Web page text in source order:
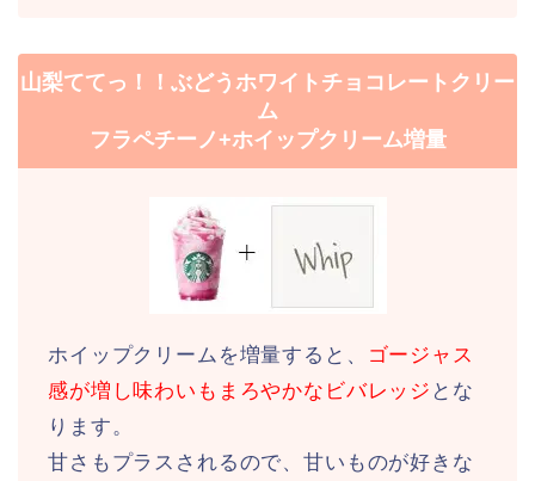
山梨ててっ！！ぶどうホワイトチョコレートクリー
ム
フラペチーノ+ホイップクリーム増量
ホイップクリームを増量すると、
ゴージャス
感が増し味わいもまろやかなビバレッジ とな
ります。
甘さもプラスされるので、甘いものが好きな